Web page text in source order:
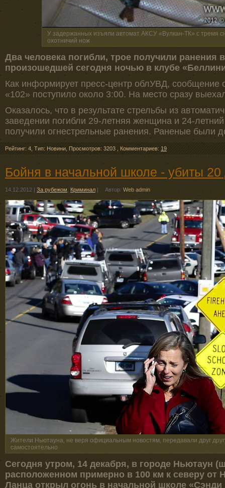
У задержанных изъяли автомат АКСУ «Вулкан-ТК» с тремя
охотничий нож
Два человека погибли, трое получили ранения
произошедшей сегодня ночью в клубе
Как информирует пресс-центр облУВД,
«102» поступило около 3:00. На место сразу
Оказалось, что в результате стрельбы из
заведении погибли 29-летняя женщина и 24-
получили огнестрельные ранения. Раненые были
Рейтинг: 4 Тип: Новини Просмотров: 3203 Комментариев: 19
Бойня в начальной школе - убиты
14.12.2012 | За рубежом Криминал | Автор: Web admin
Жители Ньютауна, не веря официальным новостям, передавали друг
самостоятельно
Сегодня утром, 14 декабря, в городе Ньютаун
расположенном примерно в 100 км к северу от
Ланца открыл огонь в начальной школе «Сэнди